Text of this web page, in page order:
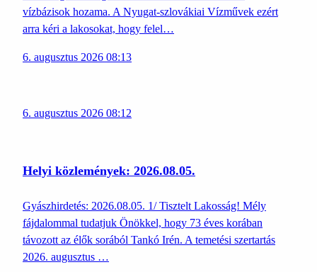
vízbázisok hozama. A Nyugat-szlovákiai Vízművek ezért
arra kéri a lakosokat, hogy felel…
6. augusztus 2026 08:13
6. augusztus 2026 08:12
Helyi közlemények: 2026.08.05.
Gyászhirdetés: 2026.08.05. 1/ Tisztelt Lakosság! Mély
fájdalommal tudatjuk Önökkel, hogy 73 éves korában
távozott az élők sorából Tankó Irén. A temetési szertartás
2026. augusztus …